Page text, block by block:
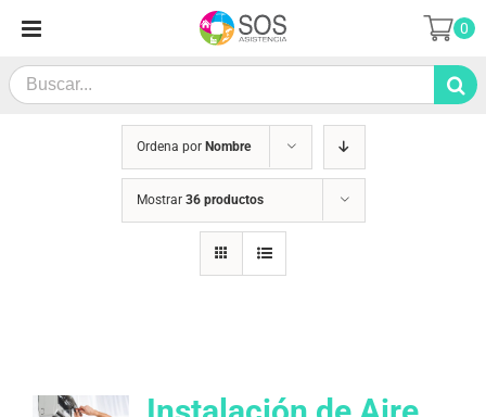
contenido
Search
for:
0
Ordena por Nombre
Mostrar 36 productos